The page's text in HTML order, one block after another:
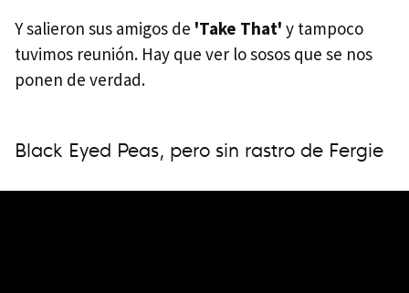
Y salieron sus amigos de 'Take That' y tampoco
tuvimos reunión. Hay que ver lo sosos que se nos
ponen de verdad.
Black Eyed Peas, pero sin rastro de Fergie